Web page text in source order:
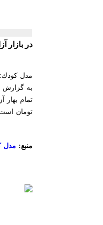
در بازار آزاد
مدل كودك: نرخ سكه طرح
به گزارش
تومان است. هر اونس طلا در
منبع: مدل